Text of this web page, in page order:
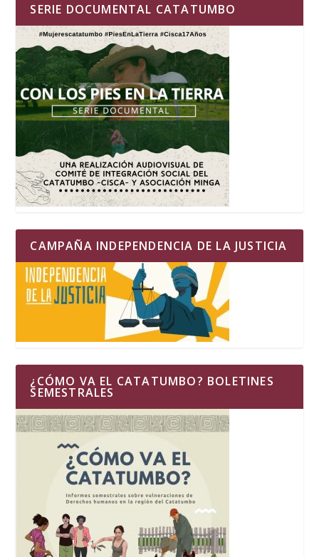
SERIE DOCUMENTAL CATATUMBO
CAMPAÑA INDEPENDENCIA DE LA JUSTICIA
¿CÓMO VA EL CATATUMBO? BOLETINES
SEMESTRALES